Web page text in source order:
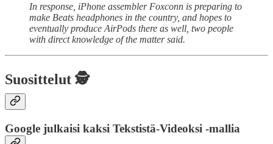
In response, iPhone assembler Foxconn is preparing to
make Beats headphones in the country, and hopes to
eventually produce AirPods there as well, two people
with direct knowledge of the matter said.
Suosittelut 🕵️
Google julkaisi kaksi Tekstistä-Videoksi -mallia